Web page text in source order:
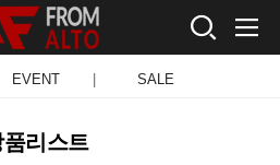
EVENT SALE
리스트